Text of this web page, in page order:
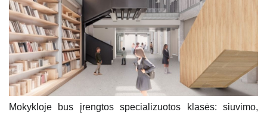
Mokykloje bus įrengtos specializuotos klasės: siuvimo,